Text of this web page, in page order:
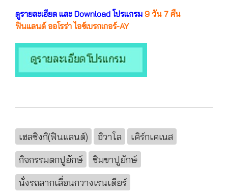
ดูรายละเอียด และ Download โปรแกรม 9 วัน 7 คืน
ฟินแลนด์ ออโรร่า ไอซ์เบรกเกอร์-AY
เฮลซิงกิ(ฟินแลนด์) อิวาโล
เคิร์กเคเนส
กิจกรรมตกปูยักษ์
ชิมขาปูยักษ์
นั่งรถลากเลื่อนกวางเรนเดียร์